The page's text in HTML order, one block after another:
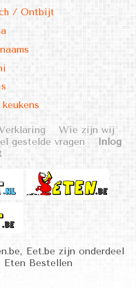
/ Ontbijt
Wie zijn wij
gestelde vragen
Inlog
Eet.be zijn onderdeel
Bestellen